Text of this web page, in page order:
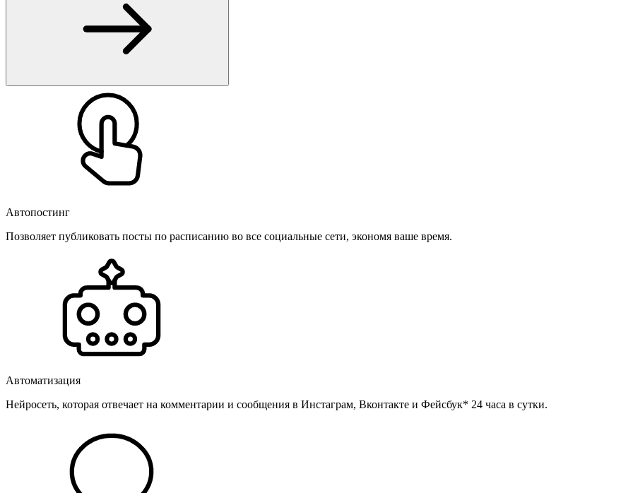
Автопостинг
Позволяет публиковать посты по расписанию во все социальные сети, экономя ваше время.
Автоматизация
Нейросеть, которая отвечает на комментарии и сообщения в Инстаграм, Вконтакте и Фейсбук* 24 часа в сутки.